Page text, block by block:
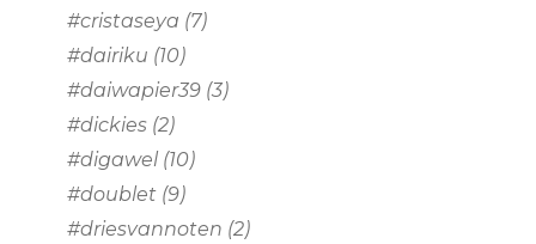
#cristaseya (7)
#dairiku (10)
#daiwapier39 (3)
#dickies (2)
#digawel (10)
#doublet (9)
#driesvannoten (2)